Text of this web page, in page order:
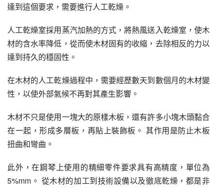
達到這個要求，需要進行人工乾燥。
人工乾燥室採用蒸汽加熱的方式，將熱風送入乾燥室，使木
材的含水率降低，從而使木材固有的收縮，去除相反的力以
達到持久的穩固性。
在木材的人工乾燥過程中，需要經歷數天到數個月的木材變
性，以使外部氣候不再對其產生影響。
木材不只是使用一塊大的原樣木板，還有許多小塊木頭黏合
在一起，形成多層板，再貼上裝飾板。 其作用是防止木板
扭曲和彎曲。
此外，在鋼琴上使用的精細零件要求具有高精度，單位為
5%mm。 從木材的加工到技術設備以及徹底乾燥，都是非